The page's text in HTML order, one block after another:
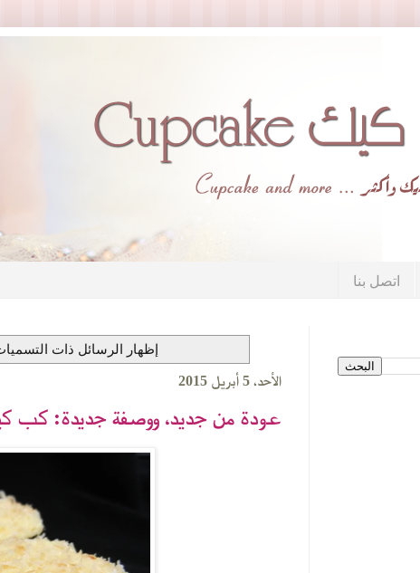
اتصل بنا
‏إظهار الرسائل ذات
الأحد، 5 أبريل 2015
عودة من جديد، ووصفة جديدة: كب